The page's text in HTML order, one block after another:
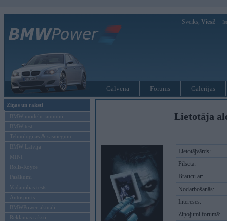
Sveiks, Viesi!
Galvenā Forums Galerijas
Ziņas un raksti
BMW modeļu jaunumi
BMW testi
Tehnoloģijas & sasniegumi
BMW Latvijā
MINI
Rolls-Royce
Pasākumi
Vadāmības tests
Autosports
BMWPower aktuāli
Reklāmas raksti
Lietotāja
Lietotājvārds:
Pilsēta:
Braucu ar:
Nodarbošanās:
Intereses:
Ziņojumi forumā: